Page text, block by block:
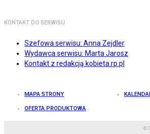
KONTAKT DO SERWISU
Szefowa serwisu: Anna Zejdler
Wydawca serwisu: Marta Jarosz
Kontakt z redakcją kobieta.rp.pl
MAPA STRONY
OFERTA PRODUKTOWA
©